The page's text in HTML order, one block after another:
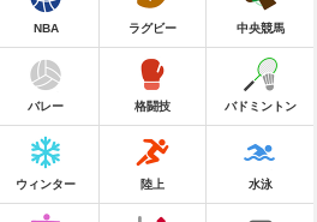
NBA ラグビー 中央競馬
バレー 格闘技 バドミントン
ウィンター 陸上 水泳